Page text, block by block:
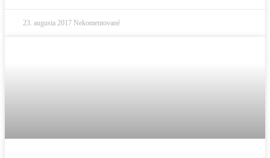
23. augusta 2017 Nekomentované